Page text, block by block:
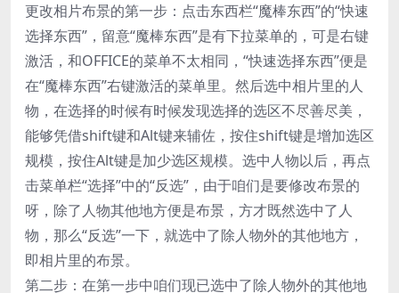
更改相片布景的第一步：点击东西栏“魔棒东西”的“快速
选择东西”，留意“魔棒东西”是有下拉菜单的，可是右键
激活，和OFFICE的菜单不太相同，“快速选择东西”便是
在“魔棒东西”右键激活的菜单里。然后选中相片里的人
物，在选择的时候有时候发现选择的选区不尽善尽美，
能够凭借shift键和Alt键来辅佐，按住shift键是增加选区
规模，按住Alt键是加少选区规模。选中人物以后，再点
击菜单栏“选择”中的“反选”，由于咱们是要修改布景的
呀，除了人物其他地方便是布景，方才既然选中了人
物，那么“反选”一下，就选中了除人物外的其他地方，
即相片里的布景。
第二步：在第一步中咱们现已选中了除人物外的其他地